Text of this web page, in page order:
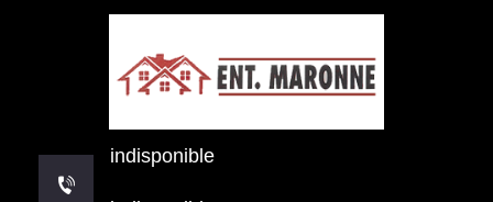
indisponible